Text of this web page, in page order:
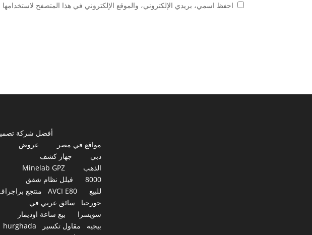
احفظ اسمي، بريدي الإلكتروني، والموقع الإلكتروني في هذا المتصفح لاستخدامها
أفضل شركة
مواقع في مصر
عروض
دبي
جهاز كشف
الذهب
Minelab GPZ
8000
فيلل نظام شقق
للبيع
AVCI E80
منتجع
جورجيا
سائق عربي في
سويسرا
بيع ساعة اوديمار
بيجيه
مقاول تكسير
hurghada